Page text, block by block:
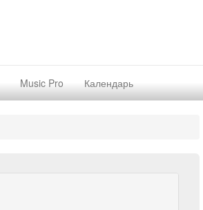
Music Pro Календарь